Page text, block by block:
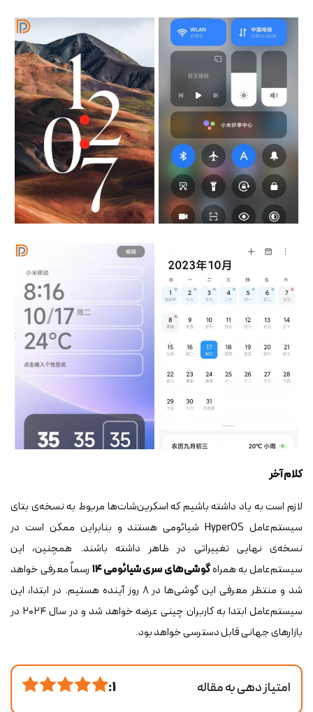
کلام آخر
لازم است به یاد داشته باشیم که اسکرین‌شات‌ها مربوط به نسخه‌ی بتای
سیستم‌عامل HyperOS شیائومی هستند و بنابراین ممکن است در
نسخه‌ی نهایی تغییراتی در ظاهر داشته باشند. همچنین، این
سیستم‌عامل به همراهگوشی‌های سری شیائومی ۱۴
رسماً معرفی خواهد
شد و منتظر معرفی این گوشی‌ها در ۸ روز آینده هستیم. در ابتدا، این
سیستم‌عامل ابتدا به کاربران چینی عرضه خواهد شد و در سال ۲۰۲۴ در
بازارهای جهانی قابل دسترسی خواهد بود.
امتیاز دهی به مقاله 1 :